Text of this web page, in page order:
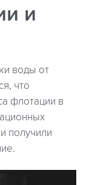
и
воды от
что
флотации в
получили